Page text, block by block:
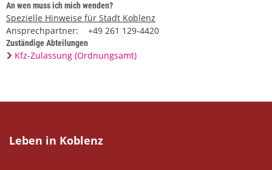
An wen muss ich mich wenden?
Spezielle Hinweise für Stadt Koblenz
Ansprechpartner: +49 261 129-4420
Zuständige Abteilungen
Kfz-Zulassung (Ordnungsamt)
Leben in Koblenz